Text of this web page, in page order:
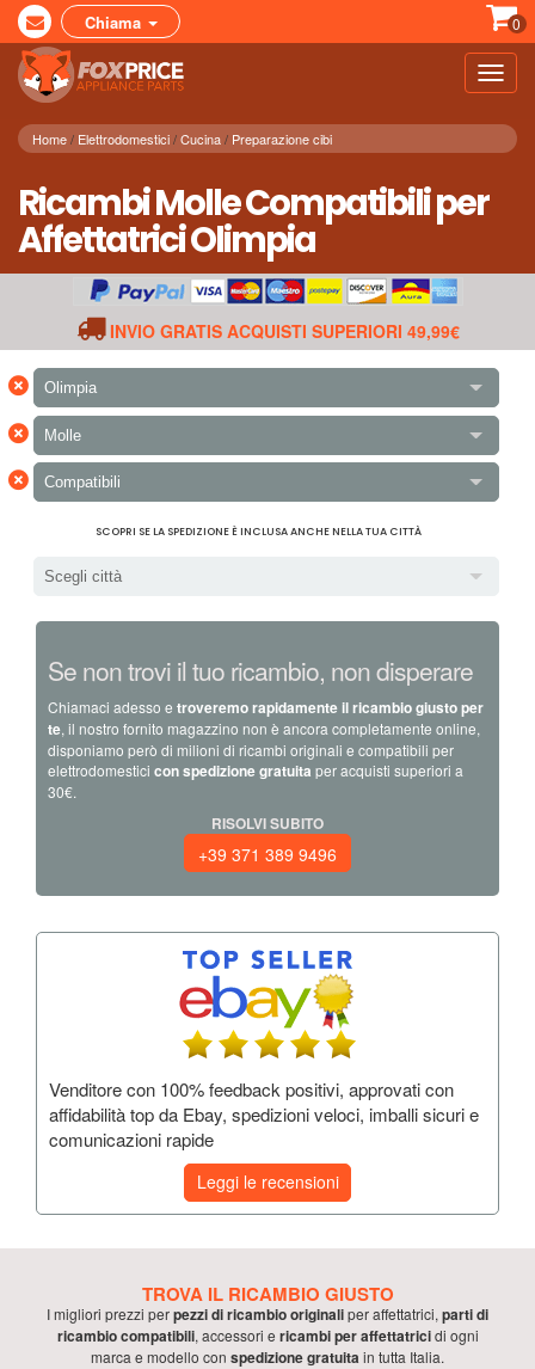
Chiama 0
Home Elettrodomestici Cucina Preparazione cibi
Ricambi Molle Compatibili per
Affettatrici Olimpia
INVIO GRATIS ACQUISTI SUPERIORI 49,99€
× Olimpia
× Molle
× Compatibili
SCOPRI SE LA SPEDIZIONE È INCLUSA ANCHE NELLA TUA CITTÀ
Scegli città
Se non trovi il tuo ricambio, non disperare
Chiamaci adesso e troveremo rapidamente il ricambio giusto per
te, il nostro fornito magazzino non è ancora completamente online,
disponiamo però di milioni di ricambi originali e compatibili per
elettrodomestici con spedizione gratuita per acquisti superiori a
30€.
RISOLVI SUBITO
+39 371 389 9496
Venditore con 100% feedback positivi, approvati con
affidabilità top da Ebay, spedizioni veloci, imballi sicuri e
comunicazioni rapide
Leggi le recensioni
TROVA IL RICAMBIO GIUSTO
I migliori prezzi perpezzi di ricambio originaliperaffettatrici, parti di
ricambio compatibili, accessori e ricambi peraffettatricidi ogni
marca e modello con spedizione gratuitain tutta Italia.